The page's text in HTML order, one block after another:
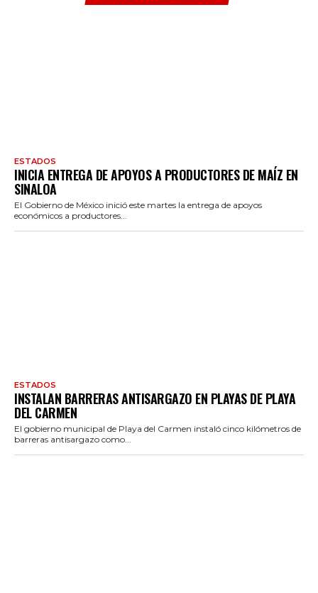
ESTADOS
INICIA ENTREGA DE APOYOS A PRODUCTORES DE MAÍZ EN
SINALOA
El Gobierno de México inició este martes la entrega de apoyos
económicos a productores...
ESTADOS
INSTALAN BARRERAS ANTISARGAZO EN PLAYAS DE PLAYA
DEL CARMEN
El gobierno municipal de Playa del Carmen instaló cinco kilómetros de
barreras antisargazo como...